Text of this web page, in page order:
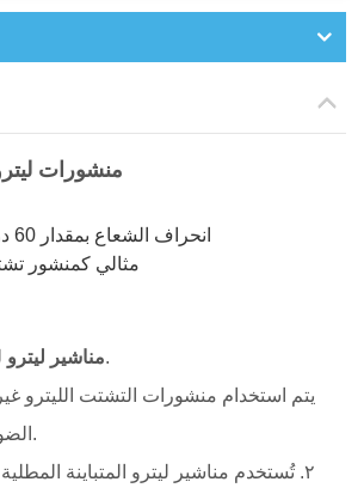
30° - 60° - 90° منشورات
انحراف الشعاع بمقدار 60 درجة في حالة الطلاء
مثالي كمنشور
مناشير ليترولها تطبيقين رئيسيين.
الضوء إلى طيفه المكون.
٢. تُستخدم مناشير ليترو المتباينة